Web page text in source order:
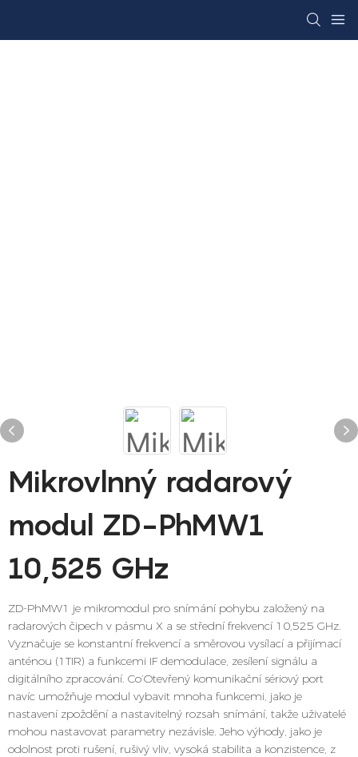
Mikrovlnný radarový
modul ZD-PhMW1
10,525 GHz
ZD-PhMW1 je mikromodul pro snímání pohybu založený na
radarových čipech v pásmu X a se střední frekvencí 10,525 GHz.
Vyznačuje se konstantní frekvencí a směrovou vysílací a přijímací
anténou (1TIR) a funkcemi IF demodulace, zesílení signálu a
digitálního zpracování. Co’Otevřený komunikační sériový port
navíc umožňuje modul vybavit mnoha funkcemi, jako je
nastavení zpoždění a nastavitelný rozsah snímání, takže uživatelé
mohou nastavovat parametry nezávisle. Jeho výhody, jako je
odolnost proti rušení, rušivý vliv, vysoká stabilita a konzistence, z